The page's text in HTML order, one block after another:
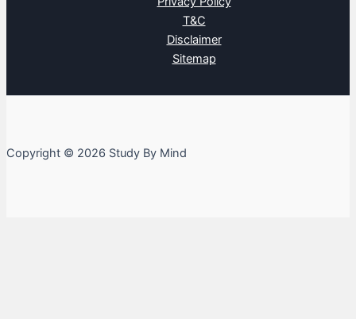
T&C
Disclaimer
Sitemap
Copyright © 2026 Study By Mind